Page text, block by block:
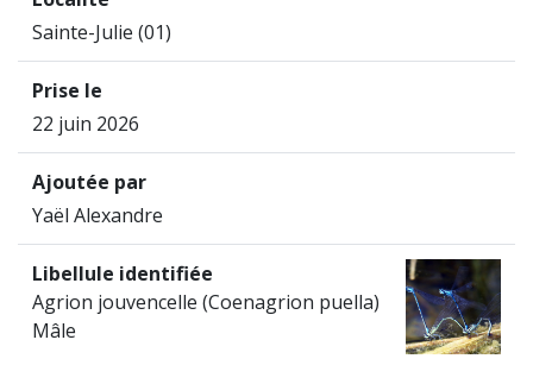
Sainte-Julie (01)
Prise le
22 juin 2026
Ajoutée par
Yaël Alexandre
Libellule identifiée
Agrion jouvencelle (Coenagrion puella)
Mâle